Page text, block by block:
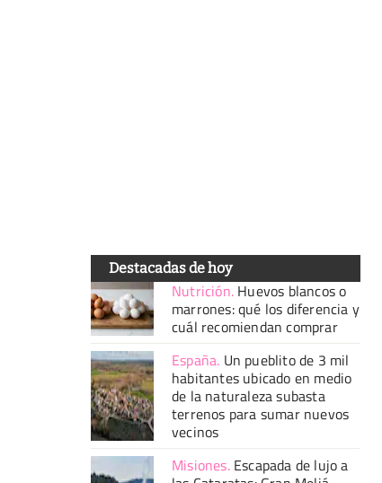
Destacadas de hoy
Nutrición. Huevos blancos o
marrones: qué los diferencia y
cuál recomiendan comprar
España. Un pueblito de 3 mil
habitantes ubicado en medio
de la naturaleza subasta
terrenos para sumar nuevos
vecinos
Misiones. Escapada de lujo a